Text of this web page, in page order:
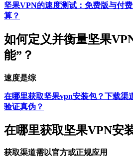
坚果VPN的速度测试：免费版与付
算？
如何定义并衡量坚果
能”？
速度是综
在哪里获取坚果vpn安装包？下载渠
验证真伪？
在哪里获取坚果VPN安
获取渠道需以官方或正规应用